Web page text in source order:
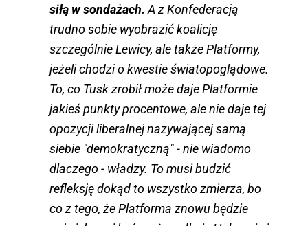
siłą w sondażach.A z Konfederacją
trudno sobie wyobrazić koalicję
szczególnie Lewicy, ale także Platformy,
jeżeli chodzi o kwestie światopoglądowe.
To, co Tusk zrobił może daje Platformie
jakieś punkty procentowe, ale nie daje tej
opozycji liberalnej nazywającej samą
siebie "demokratyczną" - nie wiadomo
dlaczego - władzy. To musi budzić
refleksję dokąd to wszystko zmierza, bo
co z tego, że Platforma znowu będzie